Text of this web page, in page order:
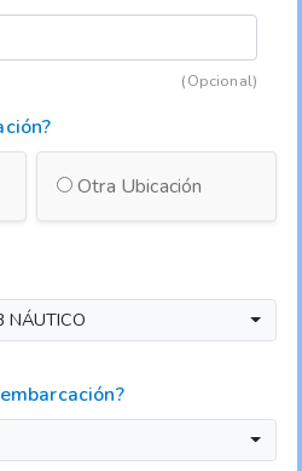
(Opcional)
Otra Ubicación
NÁUTICO